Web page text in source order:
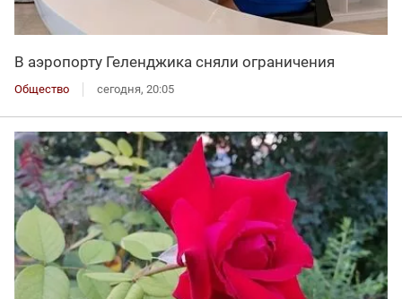
В аэропорту Геленджика сняли ограничения
Общество сегодня, 20:05